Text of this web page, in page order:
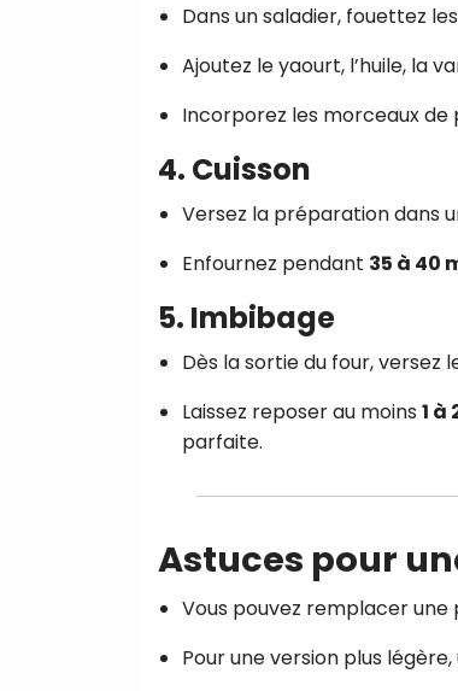
Dans un saladier, fouettez
Ajoutez le yaourt, l’huile, la
Incorporez les morceaux de
4. Cuisson
Versez la préparation dans
Enfournez pendant 35 à 40
5. Imbibage
Dès la sortie du four, versez
Laissez reposer au moins 1 à
parfaite.
Astuces pour
Vous pouvez remplacer une
Pour une version plus légère,